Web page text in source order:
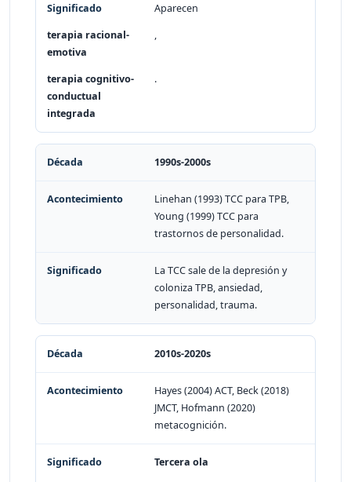
Aparecen
terapia racional-
emotiva
,
terapia cognitivo-
conductual
integrada
.
1990s-2000s
Linehan (1993) TCC para TPB,
Young (1999) TCC para
trastornos de personalidad.
La TCC sale de la depresión y
coloniza TPB, ansiedad,
personalidad, trauma.
2010s-2020s
Hayes (2004) ACT, Beck (2018)
JMCT, Hofmann (2020)
metacognición.
Tercera ola